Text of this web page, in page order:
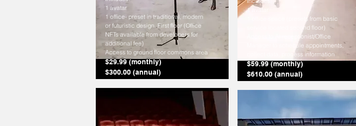
1 avatar
1 office- preset in traditional, modern
or futuristic design. First floor (Office
NFTs available from developers for
additional fee)
Access to ground floor commons area
$29.99 (monthly)
$300.00 (annual)
1 avatar
1 office space (presets from basic
service located second floor)
Access to AI receptionist/Office
Manager to schedule appointments,
collect data, process information
$59.99 (monthly)
$610.00 (annual)